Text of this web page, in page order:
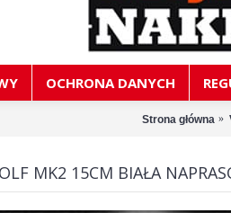
OCHRONA DANYCH
Strona główna
MK2 15CM BIAŁA